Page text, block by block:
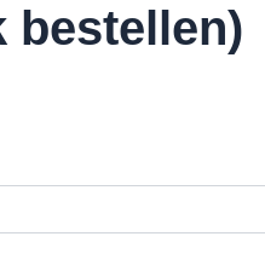
bestellen)